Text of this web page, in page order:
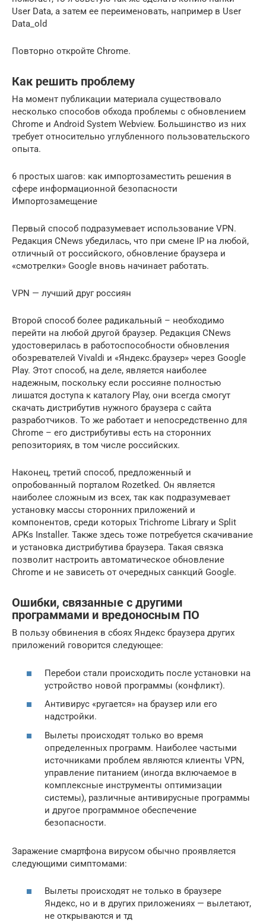
User Data, а затем ее переименовать, например в User
Data_old
Повторно откройте Chrome.
Как решить проблему
На момент публикации материала существовало
несколько способов обхода проблемы с обновлением
Chrome и Android System Webview. Большинство из них
требует относительно углубленного пользовательского
опыта.
6 простых шагов: как импортозаместить решения в
сфере информационной безопасности
Импортозамещение
Первый способ подразумевает использование VPN.
Редакция CNews убедилась, что при смене IP на любой,
отличный от российского, обновление браузера и
«смотрелки» Google вновь начинает работать.
VPN — лучший друг россиян
Второй способ более радикальный – необходимо
перейти на любой другой браузер. Редакция CNews
удостоверилась в работоспособности обновления
обозревателей Vivaldi и «Яндекс.браузер» через Google
Play. Этот способ, на деле, является наиболее
надежным, поскольку если россияне полностью
лишатся доступа к каталогу Play, они всегда смогут
скачать дистрибутив нужного браузера с сайта
разработчиков. То же работает и непосредственно для
Chrome – его дистрибутивы есть на сторонних
репозиториях, в том числе российских.
Наконец, третий способ, предложенный и
опробованный порталом Rozetked. Он является
наиболее сложным из всех, так как подразумевает
установку массы сторонних приложений и
компонентов, среди которых Trichrome Library и Split
APKs Installer. Также здесь тоже потребуется скачивание
и установка дистрибутива браузера. Такая связка
позволит настроить автоматическое обновление
Chrome и не зависеть от очередных санкций Google.
Ошибки, связанные с другими
программами и вредоносным ПО
В пользу обвинения в сбоях Яндекс браузера других
приложений говорится следующее:
Перебои стали происходить после установки на
устройство новой программы (конфликт).
Антивирус «ругается» на браузер или его
надстройки.
Вылеты происходят только во время
определенных программ. Наиболее частыми
источниками проблем являются клиенты VPN,
управление питанием (иногда включаемое в
комплексные инструменты оптимизации
системы), различные антивирусные программы
и другое программное обеспечение
безопасности.
Заражение смартфона вирусом обычно проявляется
следующими симптомами:
Вылеты происходят не только в браузере
Яндекс, но и в других приложениях — вылетают,
не открываются и тд